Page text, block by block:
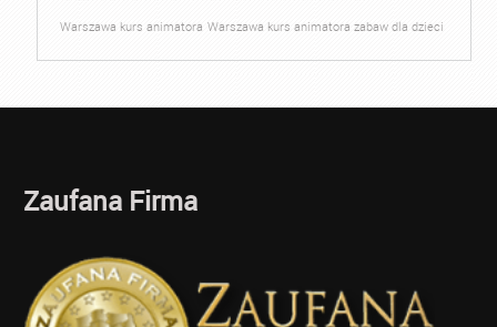
Warszawa kurs animatora Warszawa kurs animatora zabaw dla dzieci
Zaufana Firma